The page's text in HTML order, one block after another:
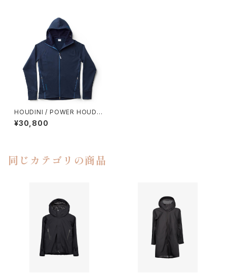
HOUDINI / POWER HOUDI
（BLUE ILLUSION）
¥30,800
同じカテゴリの商品